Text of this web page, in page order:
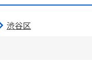
渋谷区